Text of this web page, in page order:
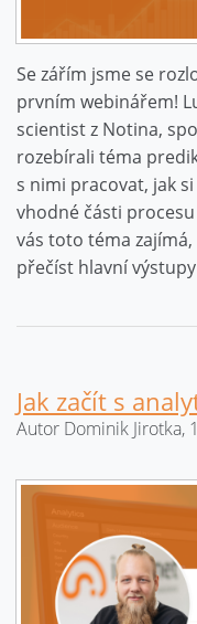
Se zářím jsme se
prvním webinářem!
scientist z Notina,
rozebírali téma
s nimi pracovat, jak
vhodné části
vás toto téma
přečíst hlavní
Jak začít s
Autor Dominik Jirotka,